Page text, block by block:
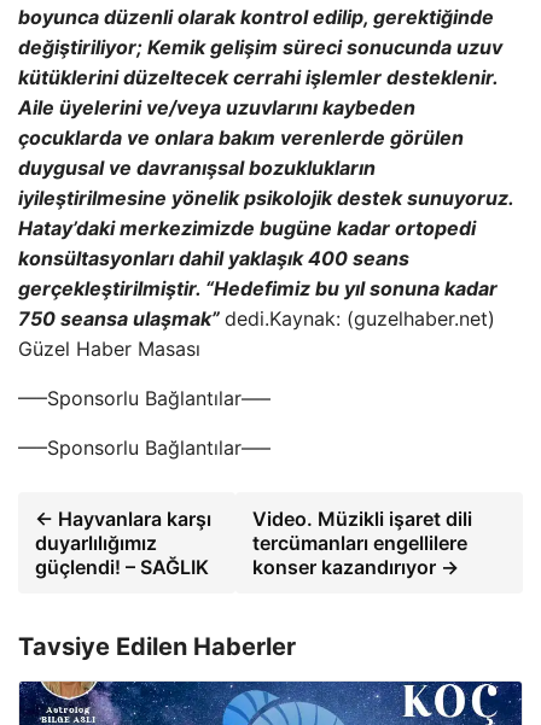
boyunca düzenli olarak kontrol edilip, gerektiğinde
değiştiriliyor; Kemik gelişim süreci sonucunda uzuv
kütüklerini düzeltecek cerrahi işlemler desteklenir.
Aile üyelerini ve/veya uzuvlarını kaybeden
çocuklarda ve onlara bakım verenlerde görülen
duygusal ve davranışsal bozuklukların
iyileştirilmesine yönelik psikolojik destek sunuyoruz.
Hatay’daki merkezimizde bugüne kadar ortopedi
konsültasyonları dahil yaklaşık 400 seans
gerçekleştirilmiştir. “Hedefimiz bu yıl sonuna kadar
750 seansa ulaşmak” dedi.Kaynak: (guzelhaber.net)
Güzel Haber Masası
—–Sponsorlu Bağlantılar—–
—–Sponsorlu Bağlantılar—–
← Hayvanlara karşı
duyarlılığımız
güçlendi! – SAĞLIK
Video. Müzikli işaret dili
tercümanları engellilere
konser kazandırıyor →
Tavsiye Edilen Haberler